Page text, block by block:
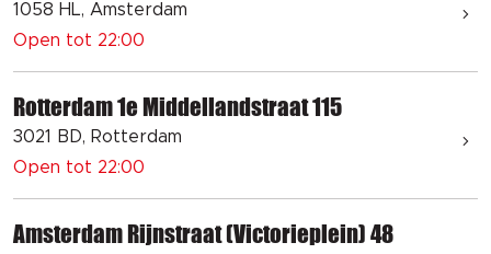
1058 HL, Amsterdam
Open tot 22:00
Rotterdam 1e Middellandstraat 115
3021 BD, Rotterdam
Open tot 22:00
Amsterdam Rijnstraat (Victorieplein) 48